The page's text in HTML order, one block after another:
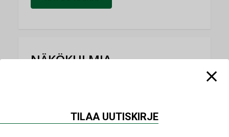
NÄKÖKULMIA
TILAA UUTISKIRJE